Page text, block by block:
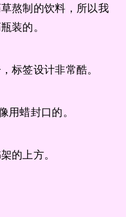
熬制的饮料，所以我
装的。
标签设计非常酷。
用蜡封口的。
的上方。